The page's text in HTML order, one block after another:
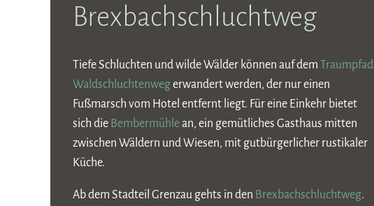
Brexbachschluchtweg
Tiefe Schluchten und wilde Wälder können auf dem Traumpfad
Waldschluchtenwegerwandert werden, der nur einen
Fußmarsch vom Hotel entfernt liegt. Für eine Einkehr bietet
sich die Bembermühlean, ein gemütliches Gasthaus mitten
zwischen Wäldern und Wiesen, mit gutbürgerlicher rustikaler
Küche.
Ab dem Stadteil Grenzau gehts in den Brexbachschluchtweg.